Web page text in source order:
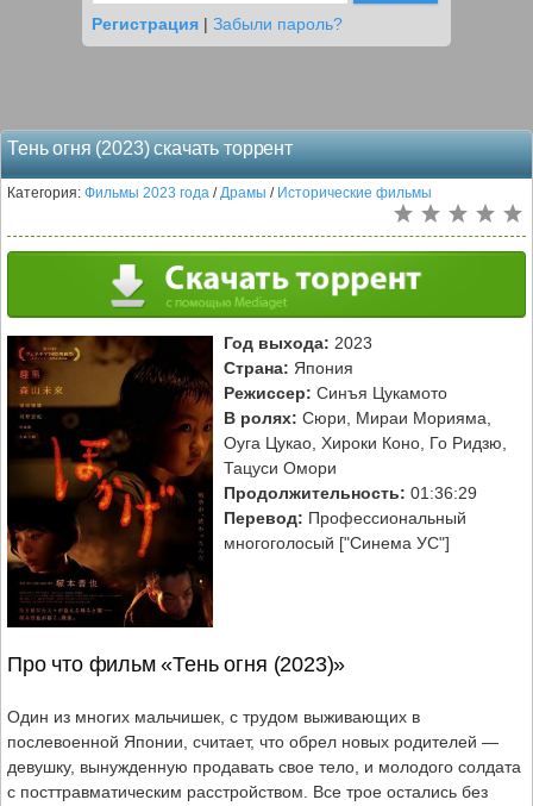
Регистрация | Забыли пароль?
Тень огня (2023) скачать торрент
Категория: Фильмы 2023 года /Драмы / Исторические фильмы
Год выхода: 2023
Страна: Япония
Режиссер: Синъя Цукамото
В ролях: Сюри, Мираи Морияма,
Оуга Цукао, Хироки Коно, Го Ридзю,
Тацуси Омори
Продолжительность: 01:36:29
Перевод: Профессиональный
многоголосый ["Синема УС"]
Про что фильм «Тень огня (2023)»
Один из многих мальчишек, с трудом выживающих в
послевоенной Японии, считает, что обрел новых родителей —
девушку, вынужденную продавать свое тело, и молодого солдата
с посттравматическим расстройством. Все трое остались без